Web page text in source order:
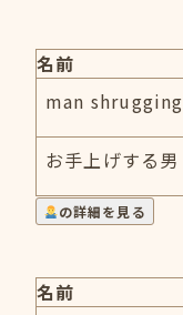
名前
man shrugging
お手上げする男
の詳細を見る
名前